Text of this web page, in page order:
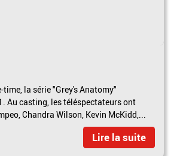
time, la série "Grey's Anatomy"
Au casting, les téléspectateurs ont
Chandra Wilson, Kevin McKidd,...
Lire la suite